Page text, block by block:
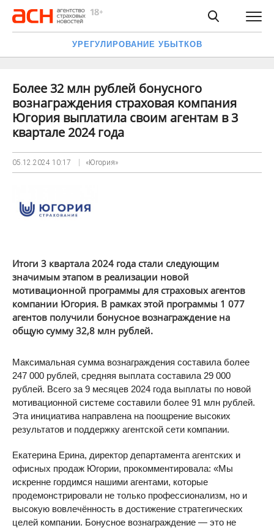
УРЕГУЛИРОВАНИЕ УБЫТКОВ
Более 32 млн рублей бонусного
вознаграждения страховая компания
Югория выплатила своим агентам в 3
квартале 2024 года
05.12.2024 10:17 «Югория»
Итоги 3 квартала 2024 года стали следующим
значимым этапом в реализации новой
мотивационной программы для страховых агентов
компании Югория. В рамках этой программы 1 077
агентов получили бонусное вознаграждение на
общую сумму 32,8 млн рублей.
Максимальная сумма вознаграждения составила более
247 000 рублей, средняя выплата составила 29 000
рублей. Всего за 9 месяцев 2024 года выплаты по новой
мотивационной системе составили более 91 млн рублей.
Эта инициатива направлена на поощрение высоких
результатов и поддержку агентской сети компании.
Екатерина Ерина, директор департамента агентских и
офисных продаж Югории, прокомментировала: «Мы
искренне гордимся нашими агентами, которые
продемонстрировали не только профессионализм, но и
высокую вовлечённость в достижение стратегических
целей компании. Бонусное вознаграждение — это не